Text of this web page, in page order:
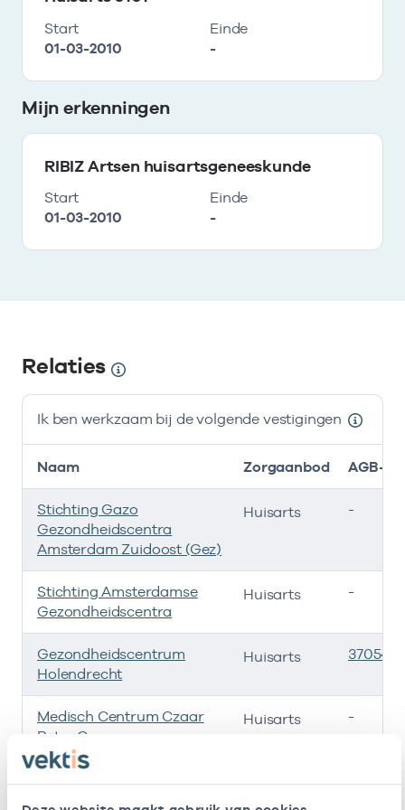
Start
01-03-2010
Einde
-
Mijn erkenningen
RIBIZ Artsen huisartsgeneeskunde
Start
01-03-2010
Einde
-
Relaties
Ik ben werkzaam bij de volgende vestigingen
Naam Zorgaanbod AGB-
Stichting Gazo
Gezondheidscentra
Amsterdam Zuidoost (Gez)
Huisarts -
Stichting Amsterdamse
Gezondheidscentra
Huisarts -
Gezondheidscentrum
Holendrecht
Huisarts
Medisch Centrum Czaar
Peter Ov
Huisarts -
Huisarts